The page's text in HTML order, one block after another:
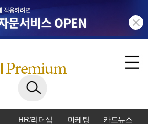
HR/리더십 마케팅 카드뉴스